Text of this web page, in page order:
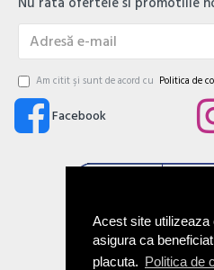
Acest site utilizeaza
asigura ca
placuta. Politica de
Am citit şi sunt de acord cu Politica de
Facebook